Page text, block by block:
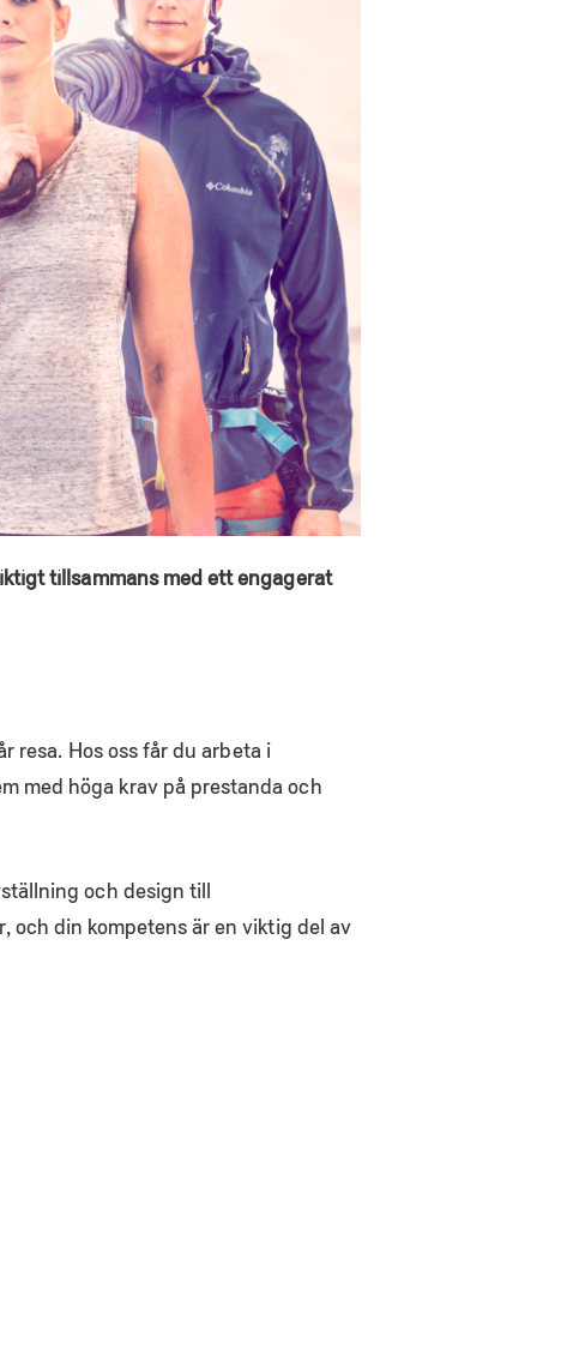
tillsammans med ett engagerat
resa. Hos oss får du arbeta i
med höga krav på prestanda och
och design till
och din kompetens är en viktig del av